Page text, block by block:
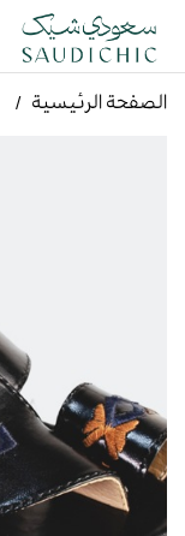
الصفحة الرئيسية